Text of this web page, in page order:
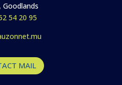
Goodlands
54 20 95
MAIL